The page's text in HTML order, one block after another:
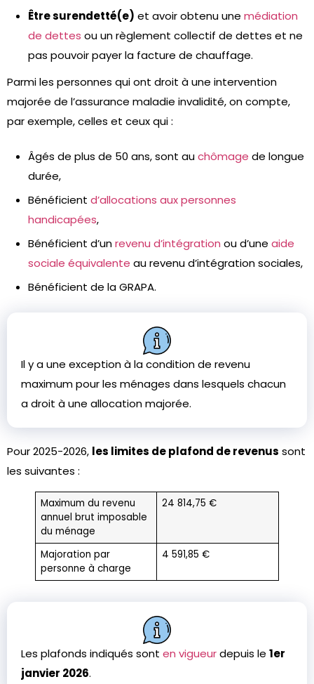
Être surendetté(e) et avoir obtenu une médiation
de dettes ou un règlement collectif de dettes et ne
pas pouvoir payer la facture de chauffage.
Parmi les personnes qui ont droit à une intervention
majorée de l’assurance maladie invalidité, on compte,
par exemple, celles et ceux qui :
Âgés de plus de 50 ans, sont auchômage de longue
durée,
Bénéficient d’allocations aux personnes
handicapées,
Bénéficient d’unrevenu d’intégration ou d’une aide
sociale équivalente au revenu d’intégration sociales,
Bénéficient de la GRAPA.
Il y a une exception à la condition de revenu
maximum pour les ménages dans lesquels chacun
a droit à une allocation majorée.
Pour 2025-2026, les limites de plafond de revenus sont
les suivantes :
Maximum du revenu
annuel brut imposable
du ménage
24 814,75 €
Majoration par
personne à charge
4 591,85 €
Les plafonds indiqués sont en vigueurdepuis le 1er
janvier 2026.